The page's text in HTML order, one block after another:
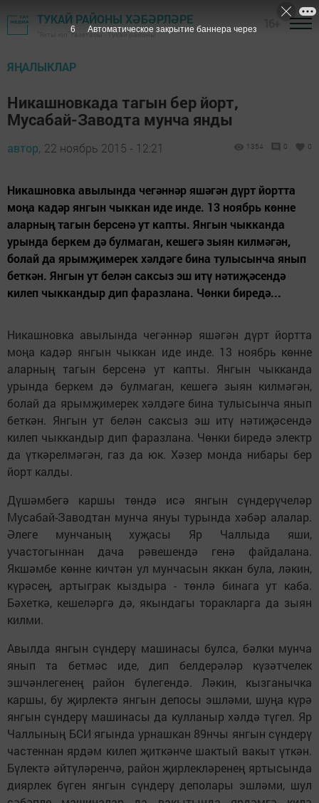
ТУКАЙ РАЙОНЫ ХӘБӘРЛӘРЕ
"Якты юл" газетасы - Тукай районы
ЯҢАЛЫКЛАР
Никашновкада тагын бер йорт,
Мусабай-Заводта мунча янды
автор, 22 ноябрь 2015 - 12:21 1354 0 0
Никашновка авылында чегәннәр яшәгән дүрт йортта
моңа кадәр янгын чыккан иде инде. 13 ноябрь көнне
аларның тагын берсенә ут капты. Янгын чыкканда
урында беркем дә булмаган, кешегә зыян килмәгән,
болай да ярымҗимерек хәлдәге бина тулысынча янып
беткән. Янгын ут белән саксыз эш итү нәтиҗәсендә
килеп чыккандыр дип фаразлана. Чөнки биредә...
Никашновка авылында чегәннәр яшәгән дүрт йортта
моңа кадәр янгын чыккан иде инде. 13 ноябрь көнне
аларның тагын берсенә ут капты. Янгын чыкканда
урында беркем дә булмаган, кешегә зыян килмәгән,
болай да ярымҗимерек хәлдәге бина тулысынча янып
беткән. Янгын ут белән саксыз эш итү нәтиҗәсендә
килеп чыккандыр дип фаразлана. Чөнки биредә электр
да үткәрелмәгән, газ да юк. Хәзер монда нибары бер
йорт калды.
Дүшәмбегә каршы төндә исә янгын сүндерүчеләр
Мусабай-Заводтан мунча януы турында хәбәр алалар.
Әлеге мунчаның хуҗасы Яр Чаллыда яши,
участогыннан дача рәвешендә генә файдалана.
Якшәмбе көнне кичтән ул мунчасын яккан була, ләкин,
күрәсең, артыграк кыздыра - төнлә бинага ут каба.
Бәхеткә, кешеләргә дә, якындагы торакларга да зыян
килми.
Авылда янгын сүндерү машинасы булса, бәлки мунча
янып та бетмәс иде, дип белдерәләр күзәтчелек
эшчәнлегенең район бүлегендә. Ләкин, кызганычка
каршы, бу җирлектә янгын депосы эшләми, шуңа күрә
янгын сүндерү машинасы да кулланыр хәлдә түгел. Яр
Чаллының БСИ ягында урнашкан 89нчы янгын сүндерү
частеннан ярдәм килеп җиткәнче шактый вакыт үткән.
Бүлектә әйтүләренчә, район җирлекләренең яртысында
диярлек бүген янгын сүндерү деполары эшләми, шул
5 Автоматическое закрытие баннера через